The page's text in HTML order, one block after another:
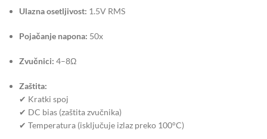
Ulazna osetljivost: 1.5V RMS
Pojačanje napona: 50x
Zvučnici: 4–8Ω
Zaštita:
✔ Kratki spoj
✔ DC bias (zaštita zvučnika)
✔ Temperatura (isključuje izlaz preko 100°C)